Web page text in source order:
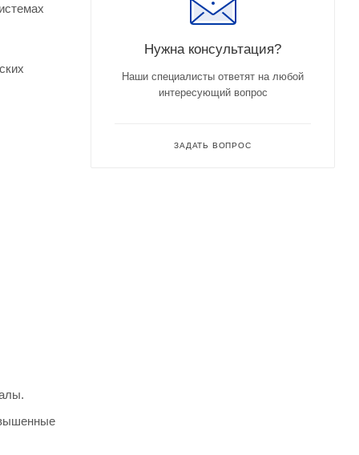
Нужна консультация?
Наши специалисты ответят на любой
интересующий вопрос
ЗАДАТЬ ВОПРОС